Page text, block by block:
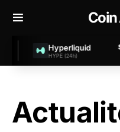
Coin
Hyperliquid $56.05
-2.41%